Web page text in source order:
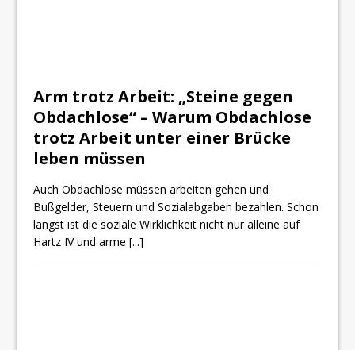
Arm trotz Arbeit: „Steine gegen
Obdachlose“ – Warum Obdachlose
trotz Arbeit unter einer Brücke
leben müssen
Auch Obdachlose müssen arbeiten gehen und
Bußgelder, Steuern und Sozialabgaben bezahlen. Schon
längst ist die soziale Wirklichkeit nicht nur alleine auf
Hartz IV und arme[...]